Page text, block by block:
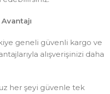
geneli güvenli kargo ve
alışverişinizi daha
her şeyi güvenle tek